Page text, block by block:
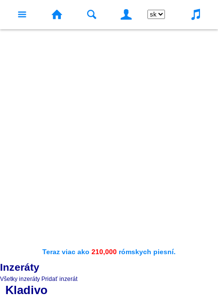
Teraz viac ako 210,000 rómskych piesní.
Inzeráty
Všetky inzeráty Pridať inzerát
Kladivo